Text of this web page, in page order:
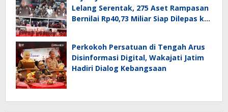
Lelang Serentak, 275 Aset Rampasan
Bernilai Rp40,73 Miliar Siap Dilepas ke
Perkokoh Persatuan di Tengah Arus
Disinformasi Digital, Wakajati Jatim
Hadiri Dialog Kebangsaan